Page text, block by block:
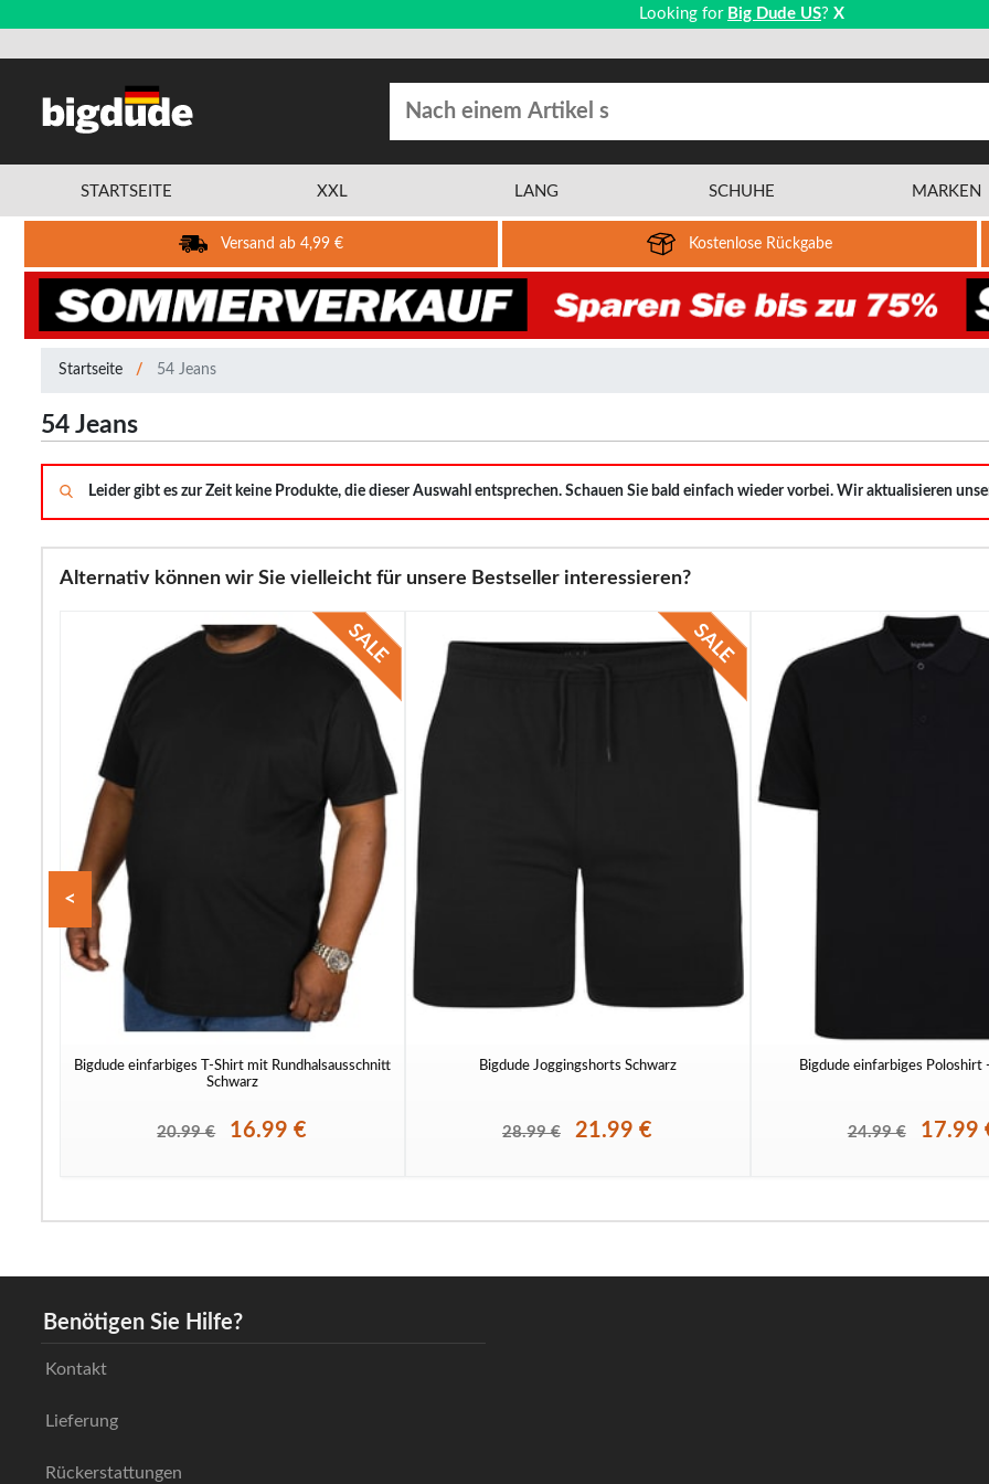
Looking for Big Dude US? X
STARTSEITE XXL LANG SCHUHE MARKEN
Versand ab 4,99 € Kostenlose Rückgabe
Startseite 54 Jeans
54 Jeans
Leider gibt es zur Zeit keine Produkte, die dieser Auswahl entsprechen. Schauen Sie bald einfach wieder vorbei. Wir aktualisieren
Alternativ können wir Sie vielleicht für unsere Bestseller interessieren?
Bigdude einfarbiges T-Shirt mit Rundhalsausschnitt
Schwarz
20.99 € 16.99 €
Bigdude Joggingshorts Schwarz
28.99 € 21.99 €
Bigdude einfarbiges Poloshirt
24.99 € 17.99
<
Benötigen Sie Hilfe?
Kontakt
Lieferung
Rückerstattungen